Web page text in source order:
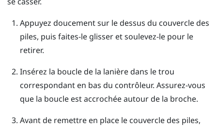
Appuyez doucement sur le dessus du couvercle des
piles, puis faites-le glisser et soulevez-le pour le
retirer.
Insérez la boucle de la lanière dans le trou
correspondant en bas du contrôleur. Assurez-vous
que la boucle est accrochée autour de la broche.
Avant de remettre en place le couvercle des piles,